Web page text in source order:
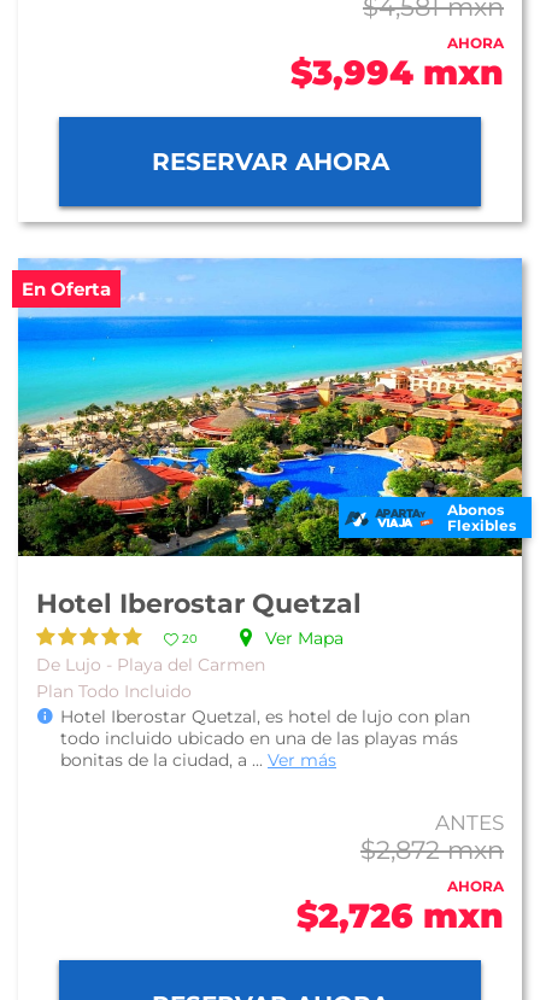
$4,581 mxn
AHORA
$3,994 mxn
RESERVAR AHORA
En Oferta
Abonos
Flexibles
Hotel Iberostar Quetzal
20
Ver Mapa
De Lujo - Playa del Carmen
Plan Todo Incluido
Hotel Iberostar Quetzal, es hotel de lujo con plan
todo incluido ubicado en una de las playas más
bonitas de la ciudad, a ... Ver más
ANTES
$2,872 mxn
AHORA
$2,726 mxn